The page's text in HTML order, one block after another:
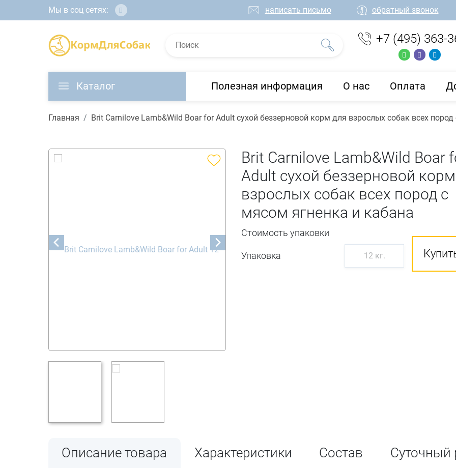
Мы в соц сетях: написать письмо обратный звонок
+7 (495) 363-
Каталог Полезная информация О нас Оплата
Главная Brit Carnilove Lamb&Wild Boar for Adult сухой беззерновой корм для взрослых собак всех
Brit Carnilove Lamb&Wild Boar
Adult сухой беззерновой
взрослых собак всех пород с
мясом ягненка и кабана
Стоимость упаковки
Упаковка 12 кг.
Описание товара Характеристики Состав Суточный